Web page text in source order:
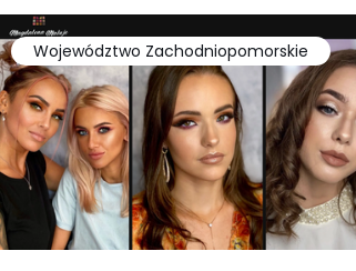
Województwo Zachodniopomorskie